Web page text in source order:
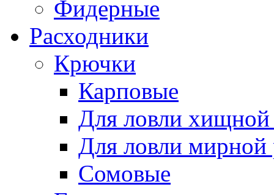
Фидерные
Расходники
Крючки
Карповые
Для ловли
Для ловли
Сомовые